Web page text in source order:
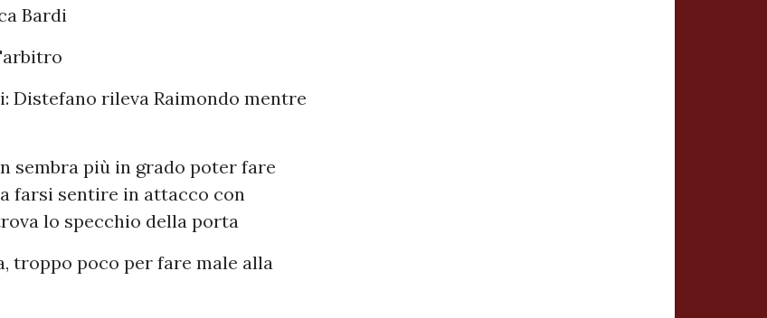
Bardi
Distefano rileva Raimondo mentre
sembra più in grado poter fare
farsi sentire in attacco con
lo specchio della porta
troppo poco per fare male alla